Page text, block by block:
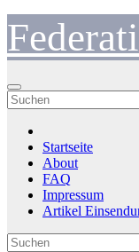
Inhalt
springen
Startseite
About
FAQ
Impressum
Artikel